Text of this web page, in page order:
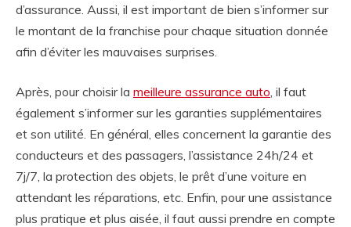
d’assurance. Aussi, il est important de bien s’informer sur
le montant de la franchise pour chaque situation donnée
afin d’éviter les mauvaises surprises.
Après, pour choisir la meilleure assurance auto , il faut
également s’informer sur les garanties supplémentaires
et son utilité. En général, elles concernent la garantie des
conducteurs et des passagers, l’assistance 24h/24 et
7j/7, la protection des objets, le prêt d’une voiture en
attendant les réparations, etc. Enfin, pour une assistance
plus pratique et plus aisée, il faut aussi prendre en compte